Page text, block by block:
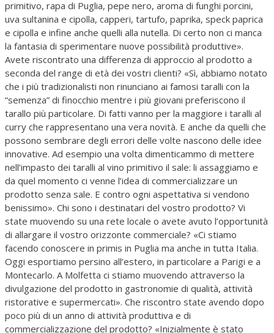
primitivo, rapa di Puglia, pepe nero, aroma di funghi porcini,
uva sultanina e cipolla, capperi, tartufo, paprika, speck paprica
e cipolla e infine anche quelli alla nutella. Di certo non ci manca
la fantasia di sperimentare nuove possibilità produttive».
Avete riscontrato una differenza di approccio al prodotto a
seconda del range di età dei vostri clienti? «Sì, abbiamo notato
che i più tradizionalisti non rinunciano ai famosi taralli con la
“semenza” di finocchio mentre i più giovani preferiscono il
tarallo più particolare. Di fatti vanno per la maggiore i taralli al
curry che rappresentano una vera novità. E anche da quelli che
possono sembrare degli errori delle volte nascono delle idee
innovative. Ad esempio una volta dimenticammo di mettere
nell’impasto dei taralli al vino primitivo il sale: li assaggiamo e
da quel momento ci venne l’idea di commercializzare un
prodotto senza sale. E contro ogni aspettativa si vendono
benissimo». Chi sono i destinatari del vostro prodotto? Vi
state muovendo su una rete locale o avete avuto l’opportunità
di allargare il vostro orizzonte commerciale? «Ci stiamo
facendo conoscere in primis in Puglia ma anche in tutta Italia.
Oggi esportiamo persino all’estero, in particolare a Parigi e a
Montecarlo. A Molfetta ci stiamo muovendo attraverso la
divulgazione del prodotto in gastronomie di qualità, attività
ristorative e supermercati». Che riscontro state avendo dopo
poco più di un anno di attività produttiva e di
commercializzazione del prodotto? «Inizialmente è stato